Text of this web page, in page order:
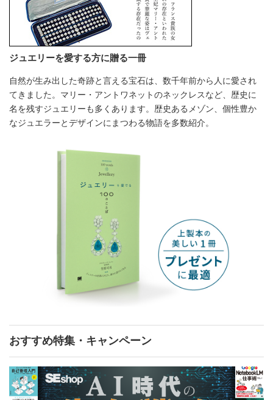
ジュエリーを愛する方に贈る一冊
自然が生み出した奇跡と言える宝石は、数千年前から人に愛され
てきました。マリー・アントワネットのネックレスなど、歴史に
名を残すジュエリーも多くあります。歴史あるメゾン、個性豊か
なジュエラーとデザインにまつわる物語を多数紹介。
おすすめ特集・キャンペーン